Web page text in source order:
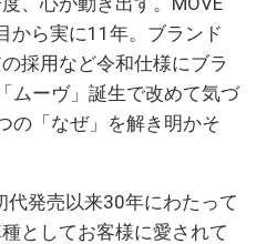
から実に11年。ブランド
採用など令和仕様にブラ
ムーヴ」誕生で改めて気づ
の「なぜ」を解き明かそ
代発売以来30年にわたって
としてお客様に愛されて